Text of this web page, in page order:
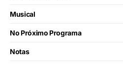
Musical
No Próximo Programa
Notas